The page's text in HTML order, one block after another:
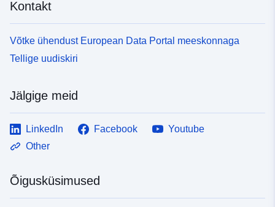
Kontakt
Võtke ühendust European Data Portal meeskonnaga
Tellige uudiskiri
Jälgige meid
LinkedIn Facebook
Youtube
Other
Õigusküsimused